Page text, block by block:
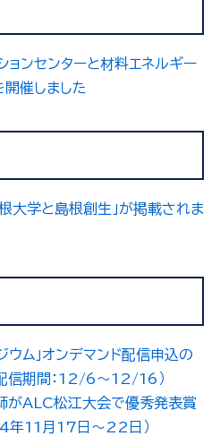
ョンセンターと材料エネルギー
催しました
大学と島根創生」が掲載されま
ウム」オンデマンド配信申込の
信期間：12/6～12/16）
ALC松江大会で優秀発表賞
年11月17日～22日）